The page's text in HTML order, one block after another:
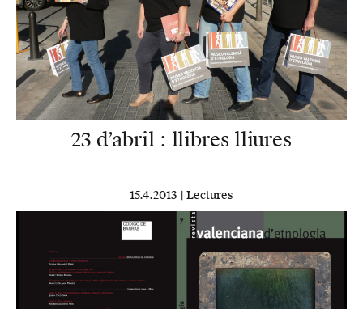
23 d’abril : llibres lliures
15.4.2013 | Lectures